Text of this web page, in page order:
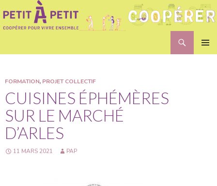
FORMATION, PROJET COLLECTIF
CUISINES ÉPHÉMÈRES
SUR LE MARCHÉ
D’ARLES
11 MARS 2021 PAP